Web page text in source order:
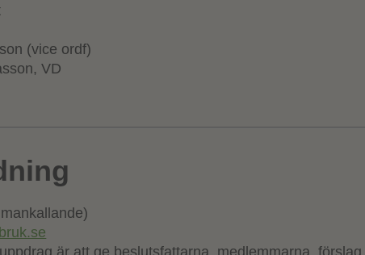
(vice ordf)
VD
är att ge beslutsfattarna, medlemmarna, förslag